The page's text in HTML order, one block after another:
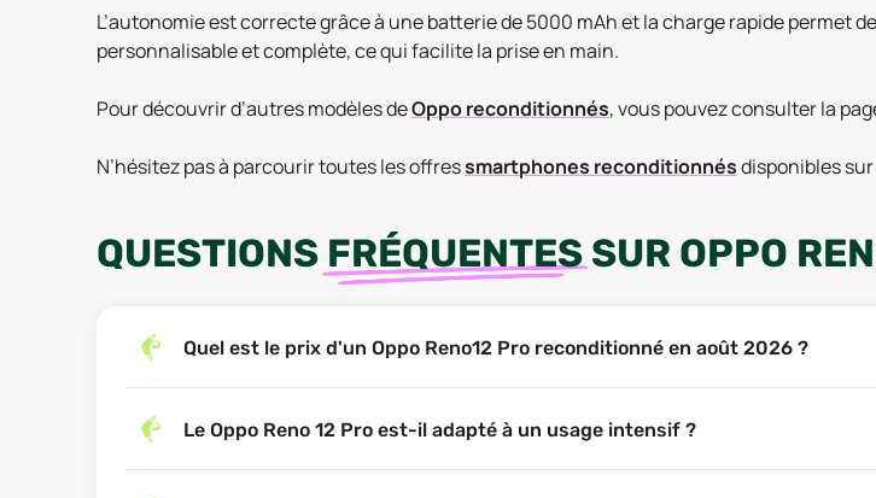
L’autonomie est correcte grâce à une batterie de 5000 mAh et la charge rapide permet
personnalisable et complète, ce qui facilite la prise en main.
Pour découvrir d’autres modèles deOppo reconditionnés, vous pouvez consulter la
N’hésitez pas à parcourir toutes les offressmartphones reconditionnésdisponibles
QUESTIONS FRÉQUENTES SUR OPPO
Quel est le prix d'un Oppo Reno12 Pro reconditionné en août 2026 ?
Le Oppo Reno 12 Pro est-il adapté à un usage intensif ?